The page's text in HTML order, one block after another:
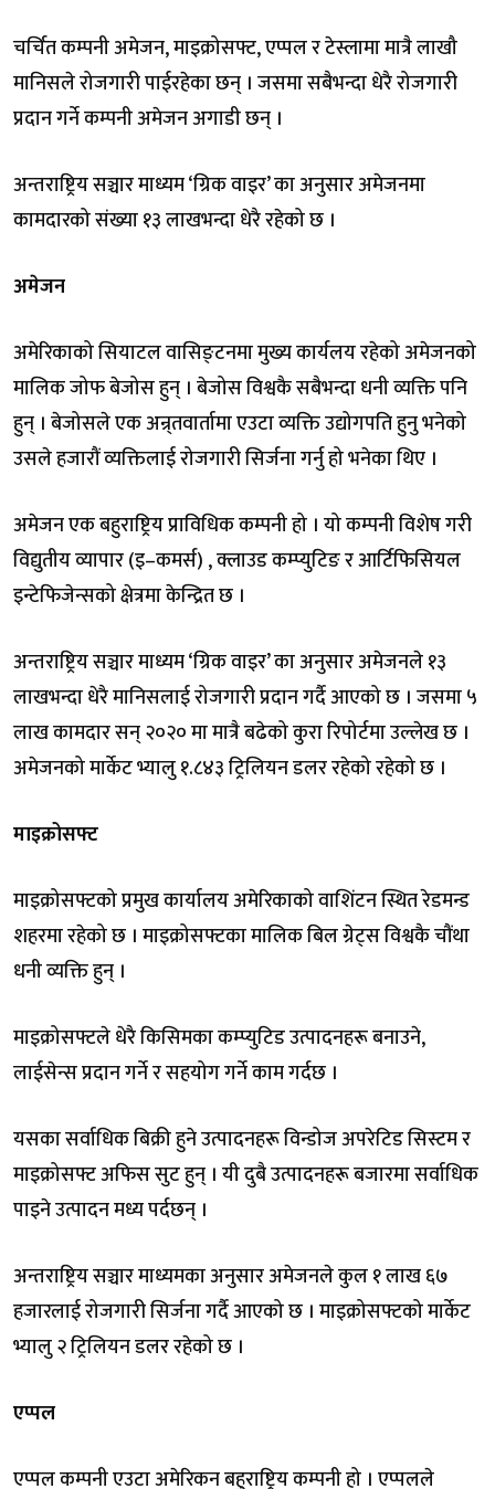
चर्चित कम्पनी अमेजन, माइक्रोसफ्ट, एप्पल र टेस्लामा मात्रै लाखौ
मानिसले रोजगारी पाईरहेका छन् । जसमा सबैभन्दा धेरै रोजगारी
प्रदान गर्ने कम्पनी अमेजन अगाडी छन् ।
अन्तराष्ट्रिय सञ्चार माध्यम ‘ग्रिक वाइर’ का अनुसार अमेजनमा
कामदारको संख्या १३ लाखभन्दा धेरै रहेको छ ।
अमेजन
अमेरिकाको सियाटल वासिङ्टनमा मुख्य कार्यलय रहेको अमेजनको
मालिक जोफ बेजोस हुन् । बेजोस विश्वकै सबैभन्दा धनी व्यक्ति पनि
हुन् । बेजोसले एक अन्र्तवार्तामा एउटा व्यक्ति उद्योगपति हुनु भनेको
उसले हजारौं व्यक्तिलाई रोजगारी सिर्जना गर्नु हो भनेका थिए ।
अमेजन एक बहुराष्ट्रिय प्राविधिक कम्पनी हो । यो कम्पनी विशेष गरी
विद्युतीय व्यापार (इ–कमर्स) , क्लाउड कम्प्युटिङ र आर्टिफिसियल
इन्टेफिजेन्सको क्षेत्रमा केन्द्रित छ ।
अन्तराष्ट्रिय सञ्चार माध्यम ‘ग्रिक वाइर’ का अनुसार अमेजनले १३
लाखभन्दा धेरै मानिसलाई रोजगारी प्रदान गर्दै आएको छ । जसमा ५
लाख कामदार सन् २०२० मा मात्रै बढेको कुरा रिपोर्टमा उल्लेख छ ।
अमेजनको मार्केट भ्यालु १.८४३ ट्रिलियन डलर रहेको रहेको छ ।
माइक्रोसफ्ट
माइक्रोसफ्टको प्रमुख कार्यालय अमेरिकाको वाशिंटन स्थित रेडमन्ड
शहरमा रहेको छ । माइक्रोसफ्टका मालिक बिल ग्रेट्स विश्वकै चौंथा
धनी व्यक्ति हुन् ।
माइक्रोसफ्टले धेरै किसिमका कम्प्युटिड उत्पादनहरू बनाउने,
लाईसेन्स प्रदान गर्ने र सहयोग गर्ने काम गर्दछ ।
यसका सर्वाधिक बिक्री हुने उत्पादनहरू विन्डोज अपरेटिड सिस्टम र
माइक्रोसफ्ट अफिस सुट हुन् । यी दुबै उत्पादनहरू बजारमा सर्वाधिक
पाइने उत्पादन मध्य पर्दछन् ।
अन्तराष्ट्रिय सञ्चार माध्यमका अनुसार अमेजनले कुल १ लाख ६७
हजारलाई रोजगारी सिर्जना गर्दै आएको छ । माइक्रोसफ्टको मार्केट
भ्यालु २ ट्रिलियन डलर रहेको छ ।
एप्पल
एप्पल कम्पनी एउटा अमेरिकन बहुराष्ट्रिय कम्पनी हो । एप्पलले